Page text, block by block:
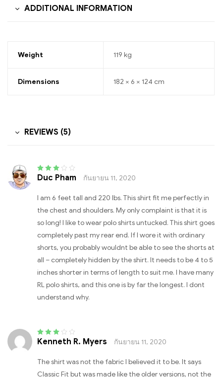
ADDITIONAL INFORMATION
Weight 119 kg
Dimensions 182 × 6 × 124 cm
REVIEWS (5)
Rated3
Duc Pham กันยายน 11, 2020
I am 6 feet tall and 220 lbs. This shirt fit me perfectly in
the chest and shoulders. My only complaint is that it is
so long! I like to wear polo shirts untucked. This shirt goes
completely past my rear end. If I wore it with ordinary
shorts, you probably wouldnt be able to see the shorts at
all – completely hidden by the shirt. It needs to be 4 to 5
inches shorter in terms of length to suit me. I have many
RL polo shirts, and this one is by far the longest. I dont
understand why.
Rated3
Kenneth R. Myers กันยายน 11, 2020
The shirt was not the fabric I believed it to be. It says
Classic Fit but was made like the older versions, not the